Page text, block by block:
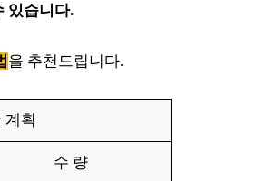
있습니다.
을 추천드립니다.
계획
수 량